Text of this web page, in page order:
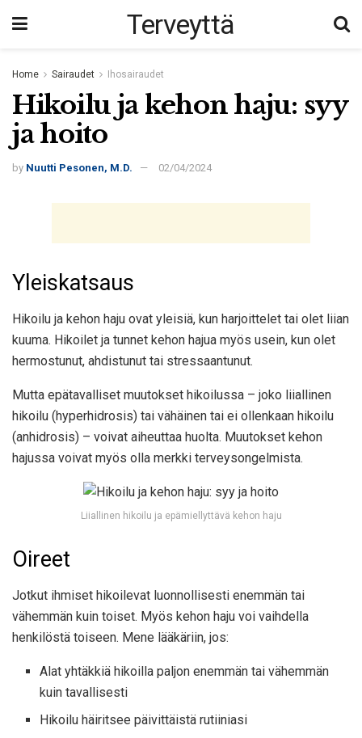
Terveyttä
Home Sairaudet Ihosairaudet
Hikoilu ja kehon haju: syy
ja hoito
by Nuutti Pesonen, M.D. 02/04/2024
Yleiskatsaus
Hikoilu ja kehon haju ovat yleisiä, kun harjoittelet tai olet liian
kuuma. Hikoilet ja tunnet kehon hajua myös usein, kun olet
hermostunut, ahdistunut tai stressaantunut.
Mutta epätavalliset muutokset hikoilussa – joko liiallinen
hikoilu (hyperhidrosis) tai vähäinen tai ei ollenkaan hikoilu
(anhidrosis) – voivat aiheuttaa huolta. Muutokset kehon
hajussa voivat myös olla merkki terveysongelmista.
Liiallinen hikoilu ja epämiellyttävä kehon haju
Oireet
Jotkut ihmiset hikoilevat luonnollisesti enemmän tai
vähemmän kuin toiset. Myös kehon haju voi vaihdella
henkilöstä toiseen. Mene lääkäriin, jos:
Alat yhtäkkiä hikoilla paljon enemmän tai vähemmän
kuin tavallisesti
Hikoilu häiritsee päivittäistä rutiiniasi